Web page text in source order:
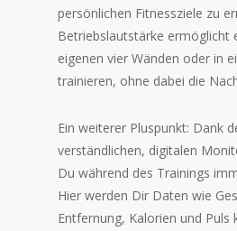
persönlichen Fitnessziele zu
Betriebslautstärke ermöglicht
eigenen vier Wänden oder in
trainieren, ohne dabei die
Ein weiterer Pluspunkt: Dank
verständlichen, digitalen
Du während des Trainings
Hier werden Dir Daten wie
Entfernung, Kalorien und Puls